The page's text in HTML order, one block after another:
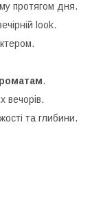
протягом дня.
look.
.
вечорів.
та глибини.